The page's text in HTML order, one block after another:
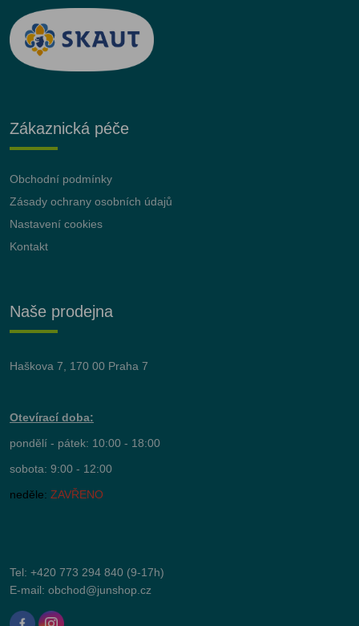
Zákaznická péče
Obchodní podmínky
Zásady ochrany osobních údajů
Nastavení cookies
Kontakt
Naše prodejna
Haškova 7, 170 00 Praha 7
Otevírací doba:
pondělí - pátek: 10:00 - 18:00
sobota: 9:00 - 12:00
neděle: ZAVŘENO
Tel: +420 773 294 840 (9-17h)
E-mail: obchod@junshop.cz